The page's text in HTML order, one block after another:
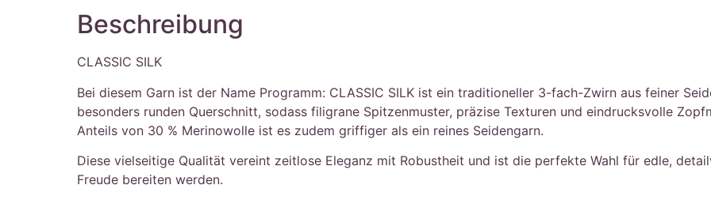
Beschreibung
CLASSIC SILK
Bei diesem Garn ist der Name Programm: CLASSIC SILK ist ein traditioneller 3-fach-Zwirn aus feiner
besonders runden Querschnitt, sodass filigrane Spitzenmuster, präzise Texturen und eindrucksvolle
Anteils von 30 % Merinowolle ist es zudem griffiger als ein reines Seidengarn.
Diese vielseitige Qualität vereint zeitlose Eleganz mit Robustheit und ist die perfekte Wahl für edle,
Freude bereiten werden.